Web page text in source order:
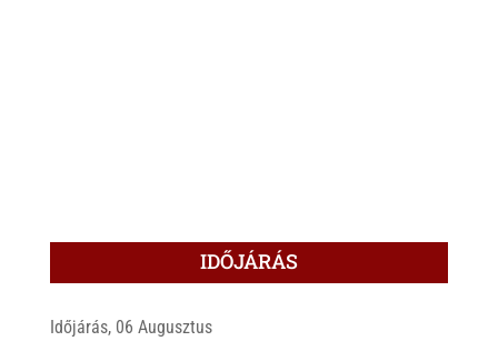
IDŐJÁRÁS
Időjárás, 06 Augusztus